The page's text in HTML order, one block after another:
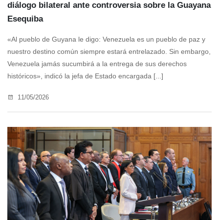
diálogo bilateral ante controversia sobre la Guayana
Esequiba
«Al pueblo de Guyana le digo: Venezuela es un pueblo de paz y
nuestro destino común siempre estará entrelazado. Sin embargo,
Venezuela jamás sucumbirá a la entrega de sus derechos
históricos», indicó la jefa de Estado encargada [...]
11/05/2026